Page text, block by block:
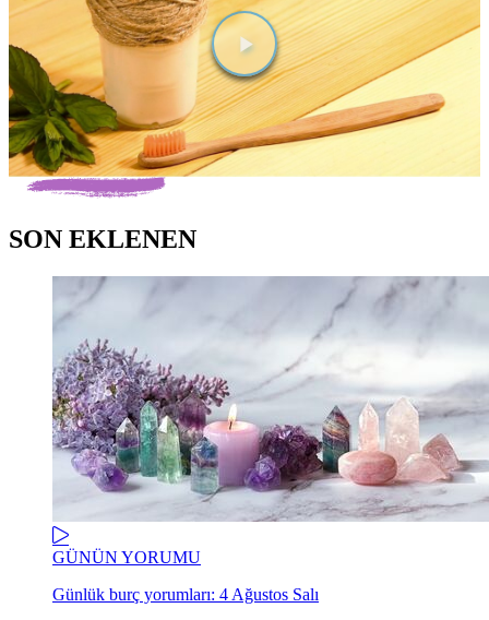
Videoyu
Oynat
SON EKLENEN
GÜNÜN YORUMU
Günlük burç yorumları: 4 Ağustos Salı